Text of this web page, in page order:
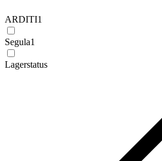
ARDITI1
Segula1
Lagerstatus